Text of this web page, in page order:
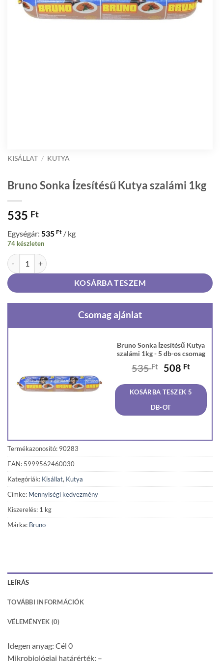
KISÁLLAT / KUTYA
Bruno Sonka Ízesítésű Kutya szalámi 1kg
535 Ft
Egységár: 535 Ft / kg
74 készleten
Bruno Sonka Ízesítésű Kutya szalámi 1kg mennyiség
KOSÁRBA TESZEM
Csomag ajánlat
Bruno Sonka Ízesítésű Kutya
szalámi 1kg - 5 db-os csomag
535Ft
Original
was:
535 Ft.
508 Ft
is:
508
KOSÁRBA TESZEK 5
DB-OT
Termékazonosító: 90283
EAN: 5999562460030
Kategóriák: Kisállat, Kutya
Címke: Mennyiségi kedvezmény
Kiszerelés: 1 kg
Márka: Bruno
LEÍRÁS
TOVÁBBI INFORMÁCIÓK
VÉLEMÉNYEK (0)
Idegen anyag: Cél 0
Mikrobiológiai határérték: –